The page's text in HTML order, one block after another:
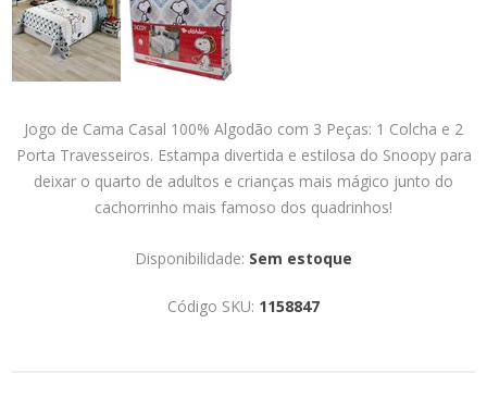
Jogo de Cama Casal 100% Algodão com 3 Peças: 1 Colcha e 2
Porta Travesseiros. Estampa divertida e estilosa do Snoopy para
deixar o quarto de adultos e crianças mais mágico junto do
cachorrinho mais famoso dos quadrinhos!
Disponibilidade: Sem estoque
Código SKU: 1158847